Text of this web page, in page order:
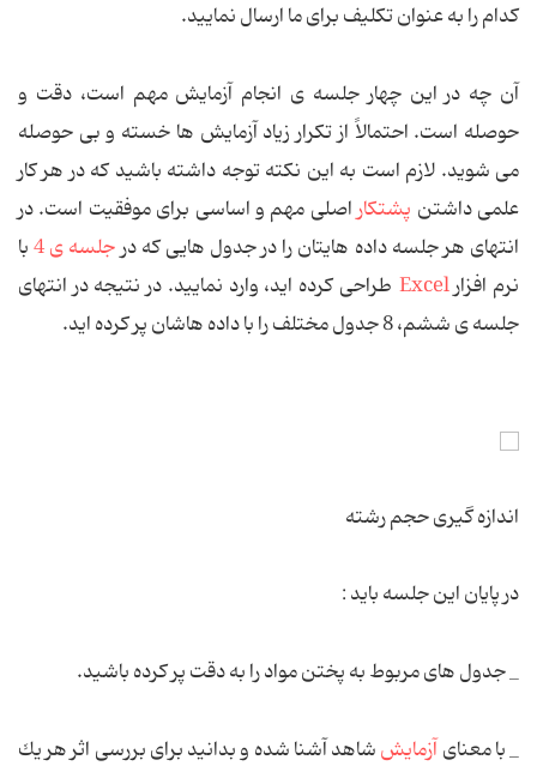
کدام را به عنوان تکلیف برای ما ارسال نمایید.
آن چه در این چهار جلسه ی انجام آزمایش مهم است، دقت و
حوصله است. احتمالاً از تكرار زیاد آزمایش ها خسته و بی حوصله
می شوید. لازم است به این نكته توجه داشته باشید كه در هر كار
علمی داشتن پشتكاراصلی مهم و اساسی برای موفقیت است. در
انتهای هر جلسه داده هایتان را در جدول هایی كه درجلسه ی 4 با
نرم افزارExcel طراحی كرده اید، وارد نمایید. در نتیجه در انتهای
جلسه ی ششم، 8 جدول مختلف را با داده هاشان پر كرده اید.
اندازه گیری حجم رشته
در پایان این جلسه باید :
_ جدول های مربوط به پختن مواد را به دقت پر کرده باشید.
_ با معنای آزمایششاهد آشنا شده و بدانید برای بررسی اثر هر یك